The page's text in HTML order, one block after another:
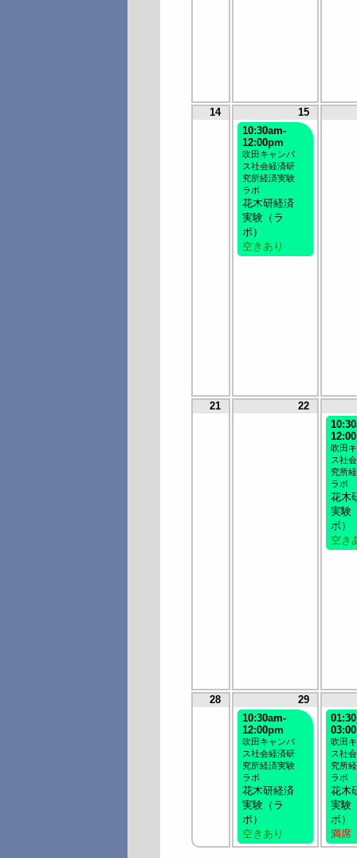
14
15
10:30am-
12:00pm
吹田キャンパ
ス社会経済研
究所経済実験
ラボ
花木研経済
実験（ラ
ボ）
空きあり
21
22
吹田
ス社
究所
ラボ
花木
実験
ボ）
空き
28
29
10:30am-
12:00pm
吹田キャンパ
ス社会経済研
究所経済実験
ラボ
花木研経済
実験（ラ
ボ）
空きあり
吹田
ス社
究所
ラボ
花木
実験
ボ）
満席